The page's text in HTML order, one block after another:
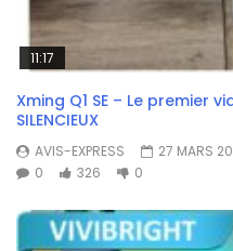
11:17
Xming Q1 SE – Le premier
SILENCIEUX
AVIS-EXPRESS
27 MARS
0
326 0